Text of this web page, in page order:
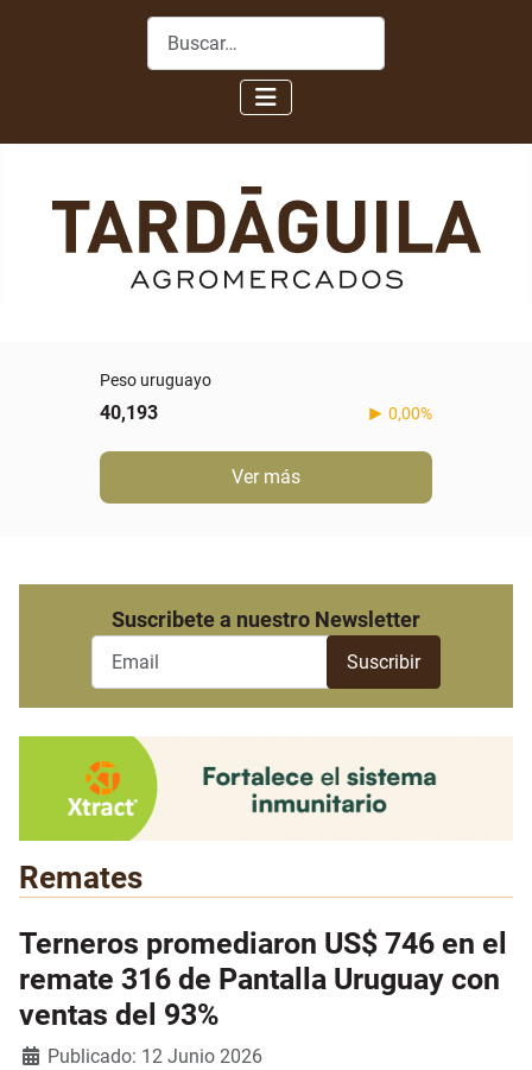
Buscar
Peso uruguayo
40,193 0,00%
Ver más
Suscribete a nuestro Newsletter
Remates
Terneros promediaron US$ 746 en el
remate 316 de Pantalla Uruguay con
ventas del 93%
Detalles
Publicado: 12 Junio 2026